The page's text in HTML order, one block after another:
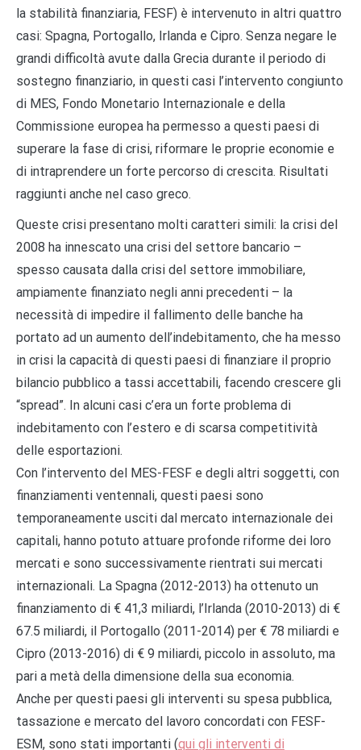
la stabilità finanziaria, FESF) è intervenuto in altri quattro
casi: Spagna, Portogallo, Irlanda e Cipro. Senza negare le
grandi difficoltà avute dalla Grecia durante il periodo di
sostegno finanziario, in questi casi l’intervento congiunto
di MES, Fondo Monetario Internazionale e della
Commissione europea ha permesso a questi paesi di
superare la fase di crisi, riformare le proprie economie e
di intraprendere un forte percorso di crescita. Risultati
raggiunti anche nel caso greco.
Queste crisi presentano molti caratteri simili: la crisi del
2008 ha innescato una crisi del settore bancario –
spesso causata dalla crisi del settore immobiliare,
ampiamente finanziato negli anni precedenti – la
necessità di impedire il fallimento delle banche ha
portato ad un aumento dell’indebitamento, che ha messo
in crisi la capacità di questi paesi di finanziare il proprio
bilancio pubblico a tassi accettabili, facendo crescere gli
“spread”. In alcuni casi c’era un forte problema di
indebitamento con l’estero e di scarsa competitività
delle esportazioni.
Con l’intervento del MES-FESF e degli altri soggetti, con
finanziamenti ventennali, questi paesi sono
temporaneamente usciti dal mercato internazionale dei
capitali, hanno potuto attuare profonde riforme dei loro
mercati e sono successivamente rientrati sui mercati
internazionali. La Spagna (2012-2013) ha ottenuto un
finanziamento di € 41,3 miliardi, l’Irlanda (2010-2013) di €
67.5 miliardi, il Portogallo (2011-2014) per € 78 miliardi e
Cipro (2013-2016) di € 9 miliardi, piccolo in assoluto, ma
pari a metà della dimensione della sua economia.
Anche per questi paesi gli interventi su spesa pubblica,
tassazione e mercato del lavoro concordati con FESF-
ESM, sono stati importanti (qui gli interventi di